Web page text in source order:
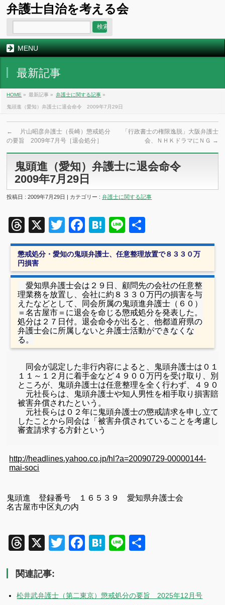
弁護士自治を考える会
MENU
最新記事
HOME » 最新記事 » 弁護士に関する記事 »
鬼頭進（愛知）弁護士に退会命令 2009年7月29日
←
片山昭彦弁護士（長崎）懲戒処分
の要旨 2009年7月号［退会処分］
「行政書士の権限逸脱」大阪弁護士
会、ＮＨＫドラマにＮＧ →
鬼頭進（愛知）弁護士に退会命令
2009年7月29日
投稿日 : 2009年7月29日 | カテゴリー :弁護士に関する記事
Threads
X TwitterFacebook
Hatena
Line
有
懲戒処分・愛知の鬼頭弁護士、任意整理放置で８３３０万
円損害
愛知県弁護士会は２９日、顧問先の会社の任意整
理業務を放置し、会社に約８３３０万円の損害を与
えたなどとして、同会所属の鬼頭進弁護士（６０）
＝名古屋市＝に退会を命じる懲戒処分を発表した。
処分は２７日付。退会命令が出ると、他都道府県の
弁護士会に所属しないと弁護士活動ができなくな
る。
同会が認定した非行内容によると、鬼頭弁護士は０１
１１～１２月に着手金など４９００万円を受け取り、
ところが、鬼頭弁護士は任意整理を全く行わず、４９
元社長らは、鬼頭弁護士や知人男性を相手取り損害賠
被害弁償されたという。
元社長らは０２年に鬼頭弁護士の懲戒請求を申し立て
したことから同会は「被害弁償されていることを考慮
審査請求する方針という
http://headlines.yahoo.co.jp/hl?a=20090729-00000144-
mai-soci
鬼頭進 登録番号 １６５３９ 愛知県弁護士会
名古屋市中区丸の内
Threads
X TwitterFacebook
Hatena
Line
関連記事:
松井武弁護士（第二東京）懲戒処分の要旨 2025年12月号